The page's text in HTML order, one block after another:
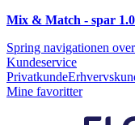
Mix & Match - spar
Spring navigationen over
Kundeservice
Privatkunde
Mine favoritter